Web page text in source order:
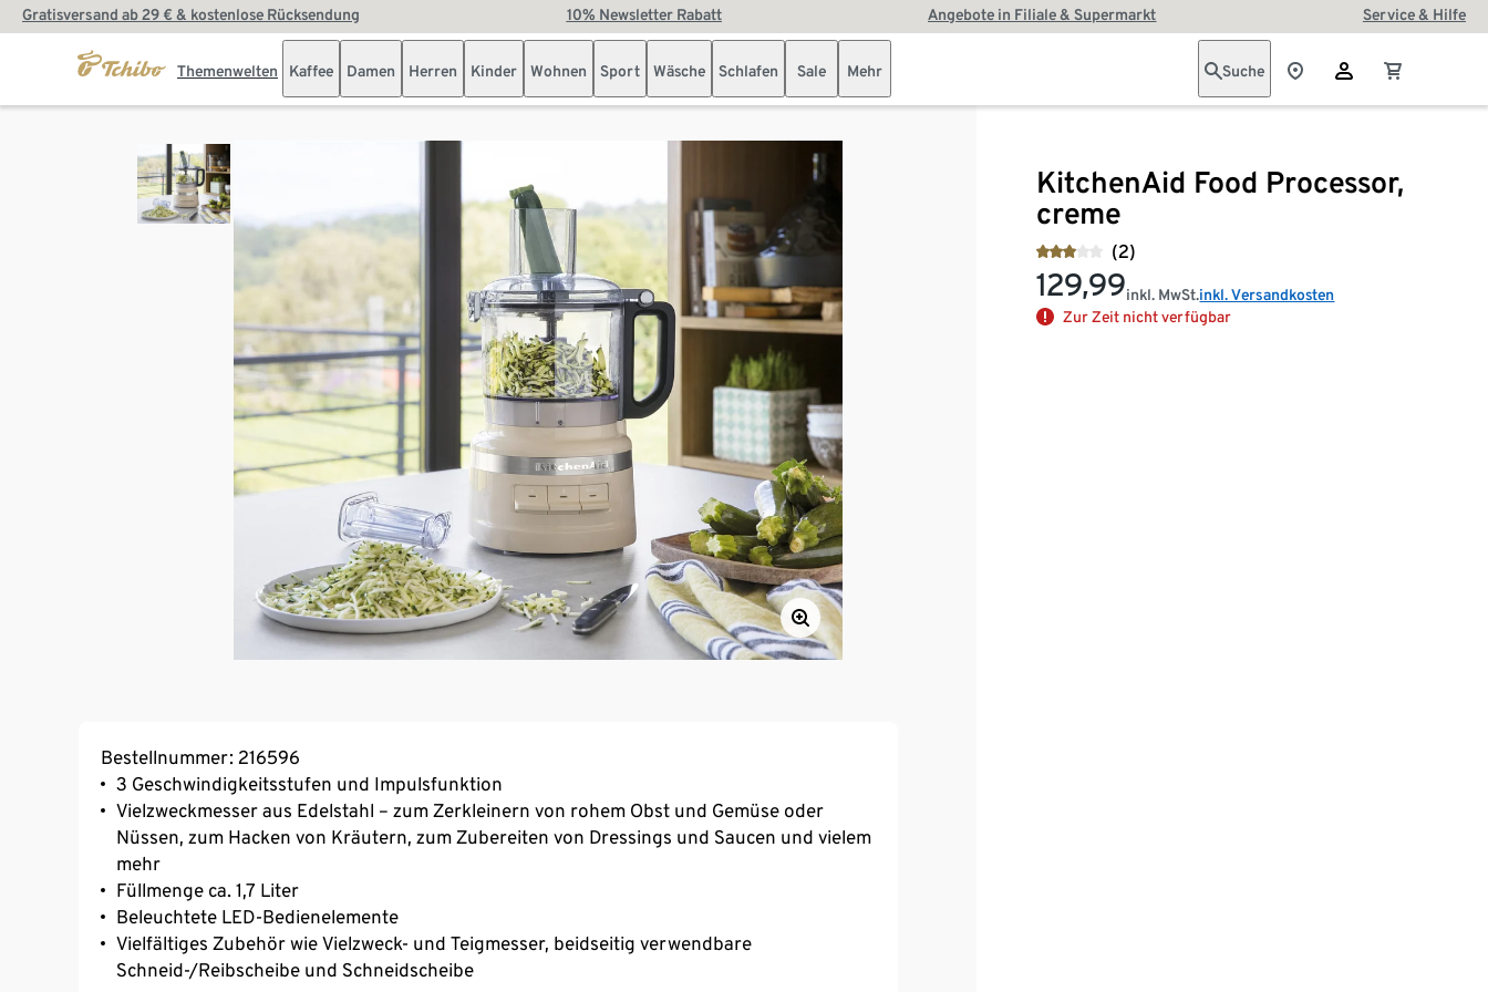
Gratisversand ab 29 € & kostenlose Rücksendung 10% Newsletter Rabatt Angebote in Filiale & Supermarkt Service & Hilfe
Themenwelten Kaffee Damen Herren Kinder Wohnen Sport Wäsche Schlafen Sale Mehr Suche
KitchenAid Food Processor,
creme
(2)
129,99inkl. MwSt.inkl. Versandkosten
Zur Zeit nicht verfügbar
Bestellnummer: 216596
3 Geschwindigkeitsstufen und Impulsfunktion
Vielzweckmesser aus Edelstahl – zum Zerkleinern von rohem Obst und Gemüse oder
Nüssen, zum Hacken von Kräutern, zum Zubereiten von Dressings und Saucen und vielem
mehr
Füllmenge ca. 1,7 Liter
Beleuchtete LED-Bedienelemente
Vielfältiges Zubehör wie Vielzweck- und Teigmesser, beidseitig verwendbare
Schneid-/Reibscheibe und Schneidscheibe